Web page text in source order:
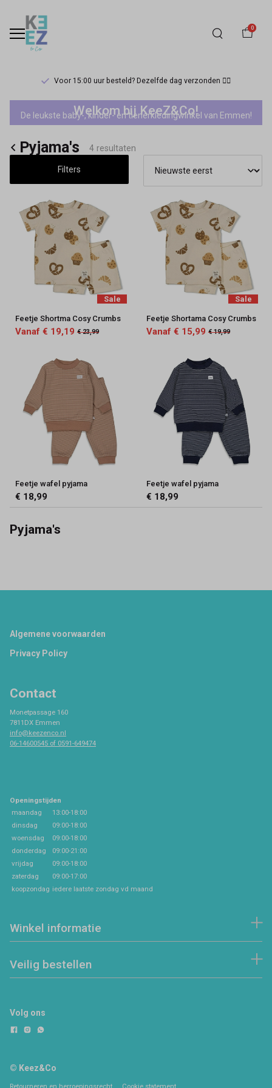
0
Voor 15:00 uur besteld? Dezelfde dag verzonden 🏃‍♀️
Pyjama's
Keez&Co
Welkom bij KeeZ&Co!
De leukste baby-, kinder- en tienerkledingwinkel van Emmen!
Pyjama's 4 resultaten
Filters
Sale
Feetje Shortma Cosy Crumbs
Vanaf € 19,19 € 23,99
Sale
Feetje Shortama Cosy Crumbs
Vanaf € 15,99 € 19,99
Feetje wafel pyjama
€ 18,99
Feetje wafel pyjama
€ 18,99
Pyjama's
Footer
Algemene voorwaarden
Privacy Policy
Contact
Monetpassage 160
7811DX Emmen
info@keezenco.nl
06-14600545 of 0591-649474
Openingstijden
maandag
13:00-18:00
dinsdag
09:00-18:00
woensdag
09:00-18:00
donderdag
09:00-21:00
vrijdag
09:00-18:00
zaterdag
09:00-17:00
koopzondag iedere laatste zondag vd maand
Winkel informatie
Veilig bestellen
Volg ons
© Keez&Co